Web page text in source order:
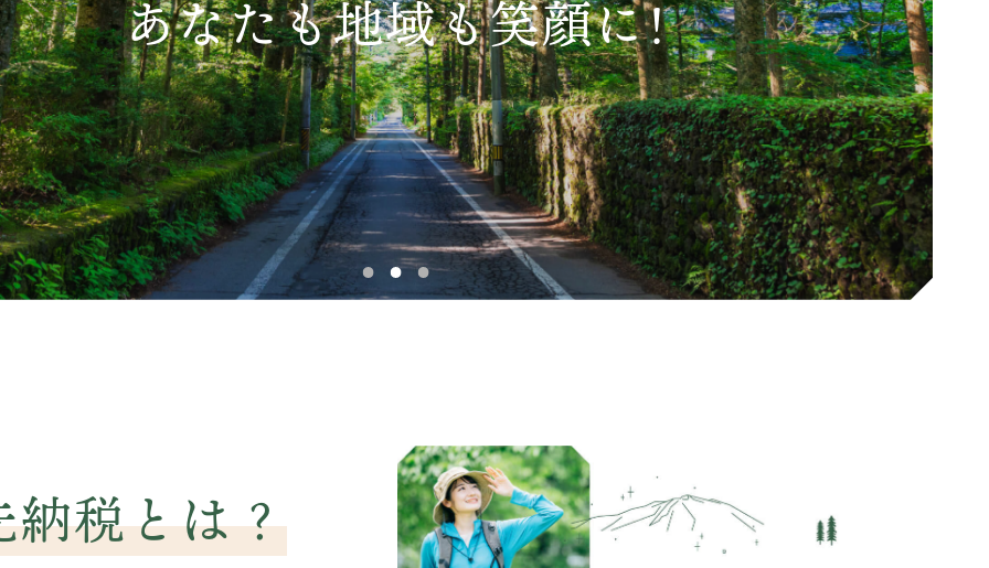
あなたも地域も笑顔に!
納税とは？